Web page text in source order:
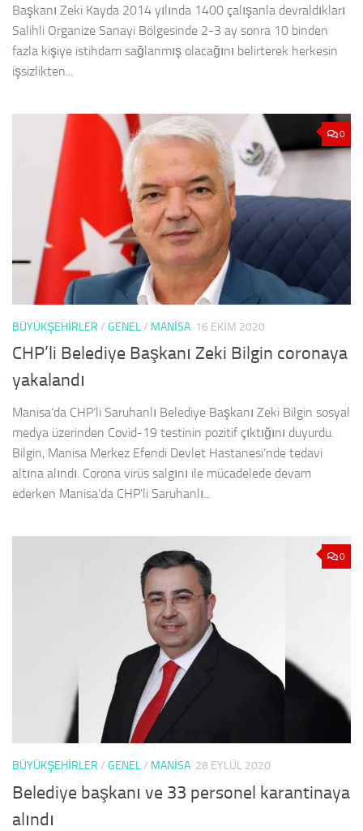
Başkanı Zeki Kayda 2014 yılında 1400 çalışanla devraldıkları
Salihli Organize Sanayi Bölgesinde 2-3 ay sonra 10 binden
fazla kişiye istihdam sağlanmış olacağını belirterek herkesin
işsizlikten...
0
BÜYÜKŞEHİRLER / GENEL/ MANISA 16 EKIM 2020
CHP’li Belediye Başkanı Zeki Bilgin coronaya
yakalandı
Manisa’da CHP’li Saruhanlı Belediye Başkanı Zeki Bilgin sosyal
medya üzerinden Covid-19 testinin pozitif çıktığını duyurdu.
Bilgin, Manisa Merkez Efendi Devlet Hastanesi’nde tedavi
altına alındı. Corona virüs salgını ile mücadelede devam
ederken Manisa’da CHP’li Saruhanlı...
0
BÜYÜKŞEHİRLER / GENEL/ MANISA 28 EYLÜL 2020
Belediye başkanı ve 33 personel karantinaya
alındı